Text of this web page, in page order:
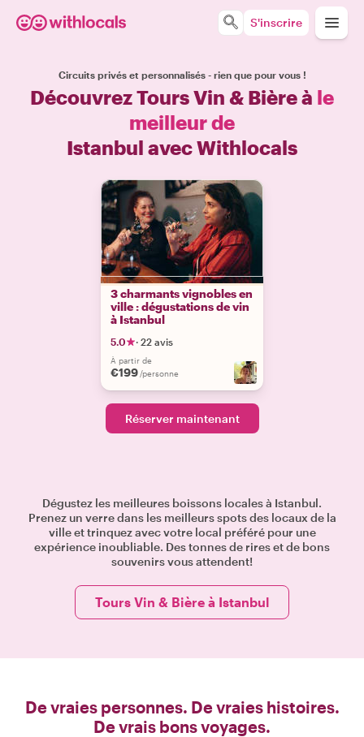
S'inscrire
Circuits privés et personnalisés - rien que pour vous !
Découvrez Tours Vin & Bière à le
meilleur de
Istanbul avec Withlocals
3 charmants vignobles en
ville : dégustations de vin
à Istanbul
5.0 · 22 avis
À partir de
€199 /personne
Réserver maintenant
Dégustez les meilleures boissons locales à Istanbul.
Prenez un verre dans les meilleurs spots des locaux de la
ville et trinquez avec votre local préféré pour une
expérience inoubliable. Des tonnes de rires et de bons
souvenirs vous attendent!
Tours Vin & Bière à Istanbul
De vraies personnes. De vraies histoires.
De vrais bons voyages.